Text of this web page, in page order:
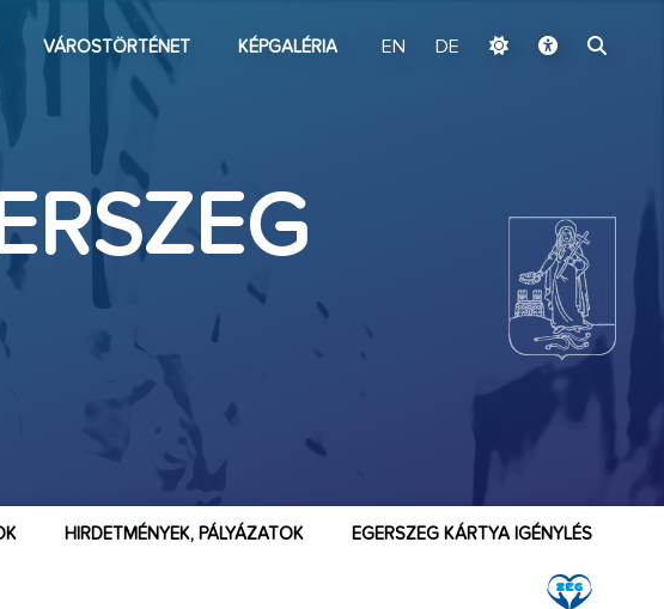
VÁROSTÖRTÉNET KÉPGALÉRIA EN DE
EGERSZEG KÁRTYA IGÉNYLÉS
HIRDETMÉNYEK, PÁLYÁZATOK